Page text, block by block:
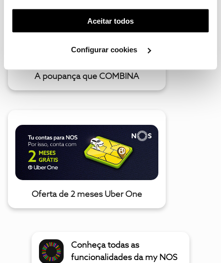
funcionalidade) e adaptar anúncios aos seus interesses
(cookies de publicidade personalizada). Pode gerir a
utilização dos cookies clicando em "Configurar
Aceitar todos
Configurar cookies
A poupança que COMBINA
Oferta de 2 meses Uber One
Conheça todas as
funcionalidades da my NOS